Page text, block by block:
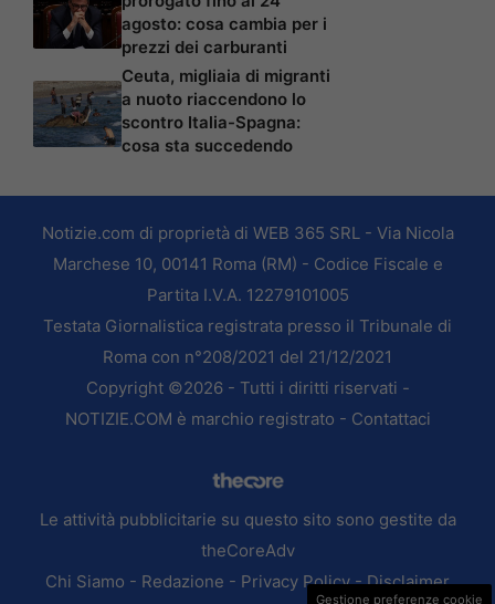
agosto: cosa cambia per i
prezzi dei carburanti
Ceuta, migliaia di migranti
a nuoto riaccendono lo
scontro Italia-Spagna:
cosa sta succedendo
Notizie.com di proprietà di WEB 365 SRL - Via Nicola
Marchese 10, 00141 Roma (RM) - Codice Fiscale e
Partita I.V.A. 12279101005
Testata Giornalistica registrata presso il Tribunale di
Roma con n°208/2021 del 21/12/2021
Copyright ©2026 - Tutti i diritti riservati -
NOTIZIE.COM è marchio registrato - Contattaci
Le attività pubblicitarie su questo sito sono gestite da
theCoreAdv
Chi Siamo - Redazione - Privacy Policy-Disclaimer
Gestione preferenze cookie